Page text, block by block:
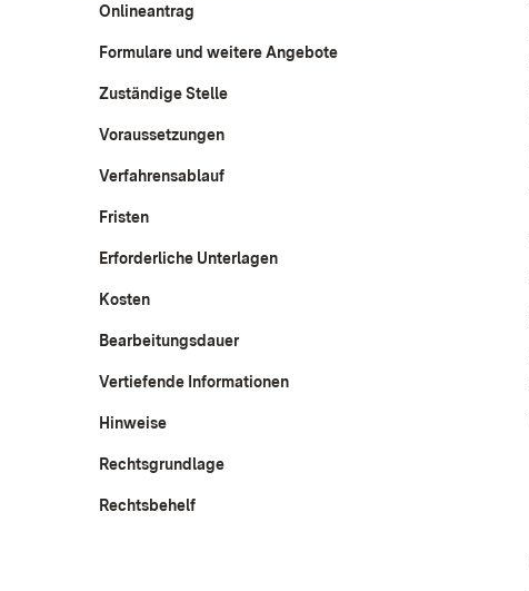
Onlineantrag
Formulare und weitere Angebote
Zuständige Stelle
Voraussetzungen
Verfahrensablauf
Fristen
Erforderliche Unterlagen
Kosten
Bearbeitungsdauer
Vertiefende Informationen
Hinweise
Rechtsgrundlage
Rechtsbehelf